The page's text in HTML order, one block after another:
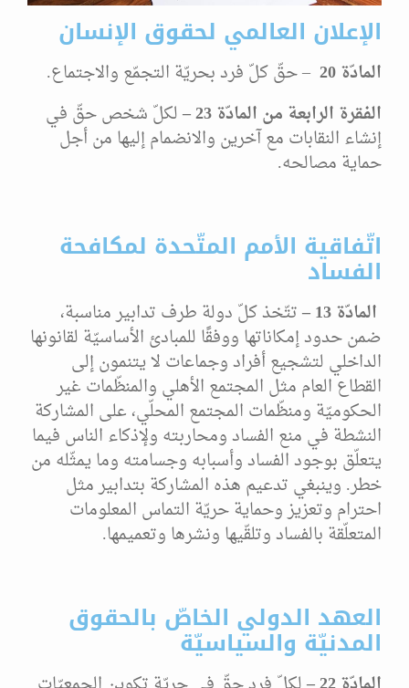
الإعلان العالمي لحقوق الإنسان
المادّة 20
– حقّ كلّ فرد بحريّة التجمّع والاجتماع.
الفقرة الرابعة من المادّة 23 –
لكلّ شخص حقّ في
إنشاء النقابات مع آخرين والانضمام إليها من أجل
حماية مصالحه.
اتّفاقية الأمم المتّحدة لمكافحة
الفساد
المادّة 13 – تتّخذ كلّ دولة طرف تدابير مناسبة،
ضمن حدود إمكاناتها ووفقًا للمبادئ الأساسيّة لقانونها
الداخلي لتشجيع أفراد وجماعات لا يتنمون إلى
القطاع العام مثل المجتمع الأهلي والمنظّمات غير
الحكوميّة ومنظّمات المجتمع المحلّي، على المشاركة
النشطة في منع الفساد ومحاربته ولإذكاء الناس فيما
يتعلّق بوجود الفساد وأسبابه وجسامته وما يمثّله من
خطر. وينبغي تدعيم هذه المشاركة بتدابير مثل
احترام وتعزيز وحماية حريّة التماس المعلومات
المتعلّقة بالفساد وتلقّيها ونشرها وتعميمها.
العهد الدولي الخاصّ بالحقوق
المدنيّة والسياسيّة